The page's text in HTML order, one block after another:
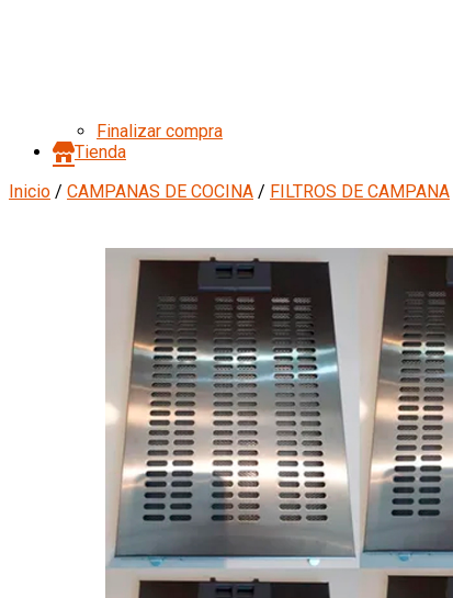
Finalizar compra
Tienda
Inicio / CAMPANAS DE COCINA / FILTROS DE CAMPANA